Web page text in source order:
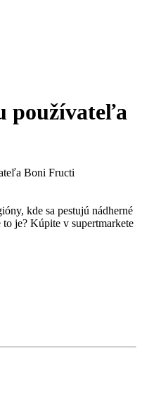
používateľa
Boni Fructi
kde sa pestujú nádherné
je? Kúpite v supertmarkete